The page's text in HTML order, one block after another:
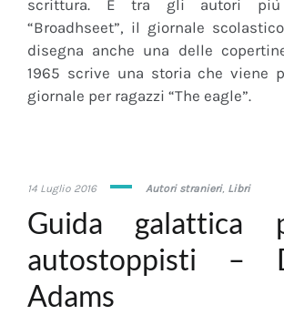
scrittura. È tra gli autori
“Broadhseet”, il giornale
disegna anche una delle
1965 scrive una storia che viene
giornale per ragazzi “The eagle”.
14 Luglio 201629
Autori stranieri, Libri
Guida galattica
autostoppisti –
Adams